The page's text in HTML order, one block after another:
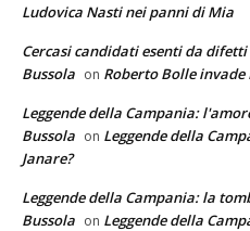
Ludovica Nasti nei panni di Mia
Cercasi candidati esenti da
Bussola on Roberto Bolle
Leggende della Campania:
Bussola on Leggende della
Janare?
Leggende della Campania: la
Bussola on Leggende della